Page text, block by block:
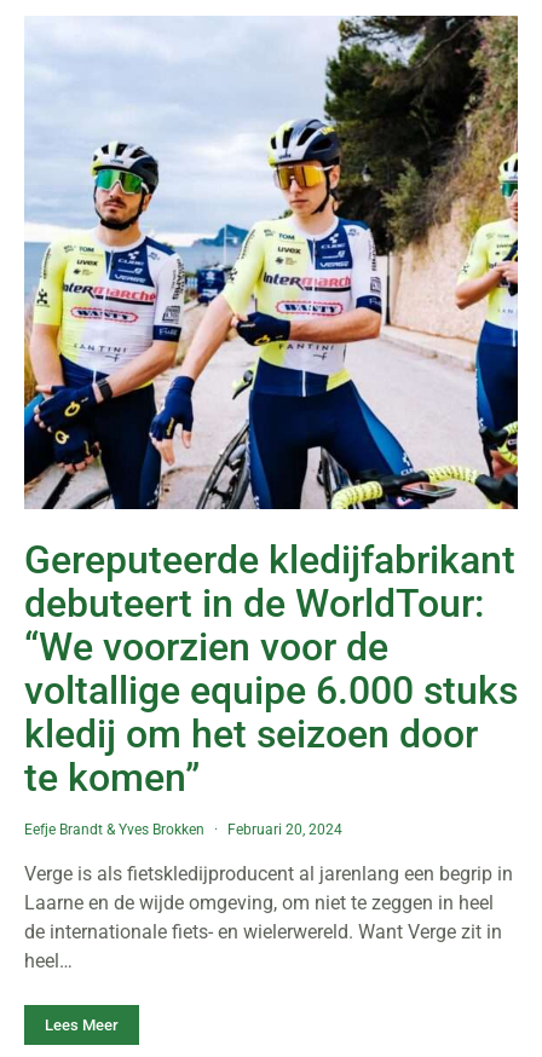
Gereputeerde kledijfabrikant
debuteert in de WorldTour:
“We voorzien voor de
voltallige equipe 6.000 stuks
kledij om het seizoen door
te komen”
Eefje Brandt &Yves Brokken Februari 20, 2024
Verge is als fietskledijproducent al jarenlang een begrip in
Laarne en de wijde omgeving, om niet te zeggen in heel
de internationale fiets- en wielerwereld. Want Verge zit in
heel…
Lees Meer